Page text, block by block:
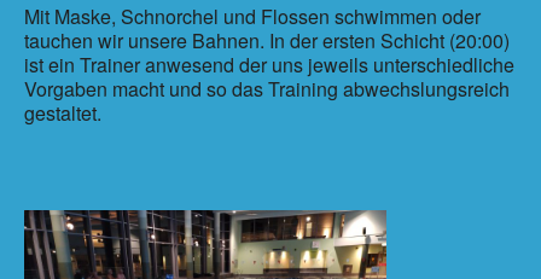
Mit Maske, Schnorchel und Flossen schwimmen oder
tauchen wir unsere Bahnen. In der ersten Schicht (20:00)
ist ein Trainer anwesend der uns jeweils unterschiedliche
Vorgaben macht und so das Training abwechslungsreich
gestaltet.